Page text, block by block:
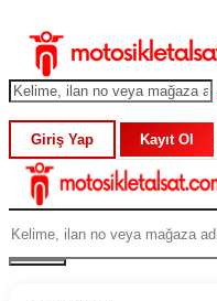
Giriş Yap Kayıt Ol